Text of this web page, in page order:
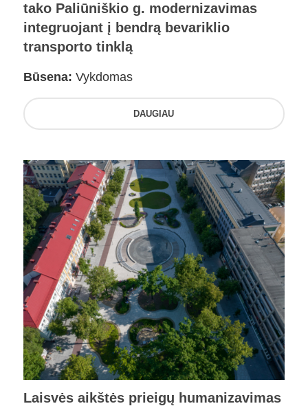
tako Paliūniškio g. modernizavimas
integruojant į bendrą bevariklio
transporto tinklą
Būsena: Vykdomas
DAUGIAU
Laisvės aikštės prieigų humanizavimas